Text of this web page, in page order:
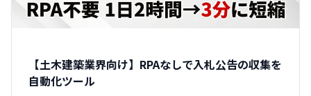
【土木建築業界向け】RPAなしで入札公告の収集を
自動化ツール